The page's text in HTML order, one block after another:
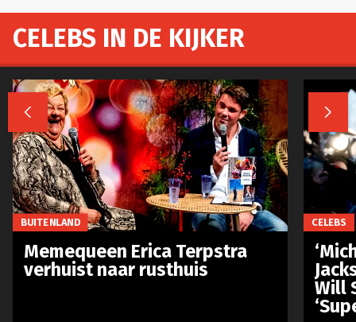
CELEBS IN DE KIJKER
 
BUITENLAND
Memequeen Erica Terpstra
verhuist naar rusthuis
CELEBS
Will